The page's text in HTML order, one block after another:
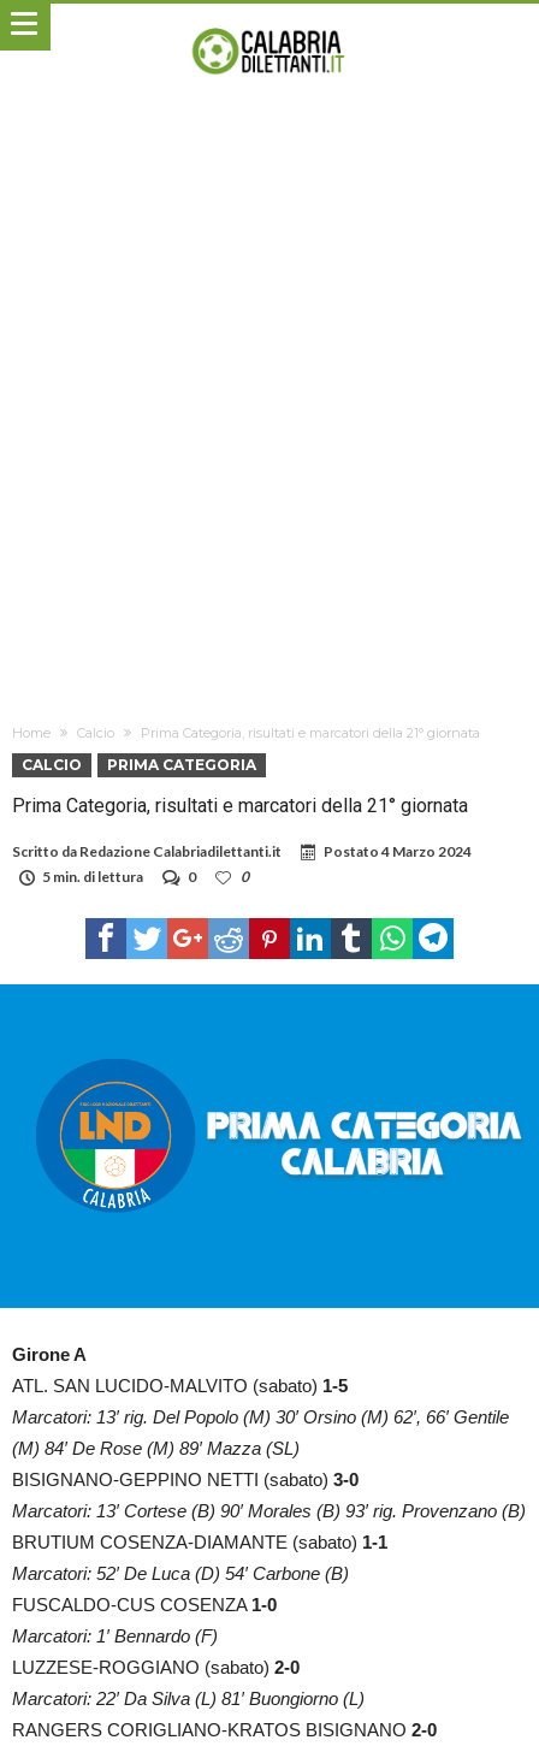
Home Calcio Prima Categoria, risultati e marcatori della 21° giornata
CALCIO PRIMA CATEGORIA
Prima Categoria, risultati e marcatori della 21° giornata
Scritto da Redazione Calabriadilettanti.it Postato4 Marzo 2024
5 min. di lettura
0 0
Girone A
ATL. SAN LUCIDO-MALVITO (sabato) 1-5
Marcatori: 13′ rig. Del Popolo (M) 30′ Orsino (M) 62′, 66′ Gentile
(M) 84′ De Rose (M) 89′ Mazza (SL)
BISIGNANO-GEPPINO NETTI (sabato) 3-0
Marcatori: 13′ Cortese (B) 90′ Morales (B) 93′ rig. Provenzano (B)
BRUTIUM COSENZA-DIAMANTE (sabato) 1-1
Marcatori: 52′ De Luca (D) 54′ Carbone (B)
FUSCALDO-CUS COSENZA 1-0
Marcatori: 1′ Bennardo (F)
LUZZESE-ROGGIANO (sabato) 2-0
Marcatori: 22′ Da Silva (L) 81′ Buongiorno (L)
RANGERS CORIGLIANO-KRATOS BISIGNANO 2-0